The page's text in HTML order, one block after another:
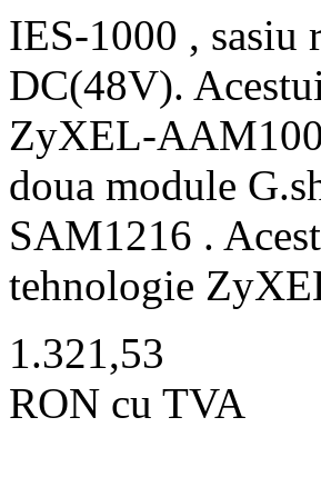
IES-1000 , sasiu
DC(48V).
ZyXEL-
doua module
SAM1216 .
tehnologie
1.321,53
RON cu TVA